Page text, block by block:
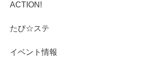
ACTION!
たび☆ステ
イベント情報